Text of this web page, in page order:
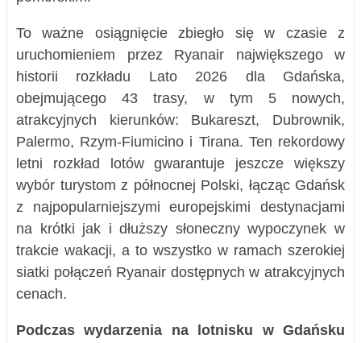
To ważne osiągnięcie zbiegło się w czasie z
uruchomieniem przez Ryanair największego w
historii rozkładu Lato 2026 dla Gdańska,
obejmującego 43 trasy, w tym 5 nowych,
atrakcyjnych kierunków: Bukareszt, Dubrownik,
Palermo, Rzym-Fiumicino i Tirana. Ten rekordowy
letni rozkład lotów gwarantuje jeszcze większy
wybór turystom z północnej Polski, łącząc Gdańsk
z najpopularniejszymi europejskimi destynacjami
na krótki jak i dłuższy słoneczny wypoczynek w
trakcie wakacji, a to wszystko w ramach szerokiej
siatki połączeń Ryanair dostępnych w atrakcyjnych
cenach.
Podczas wydarzenia na lotnisku w Gdańsku